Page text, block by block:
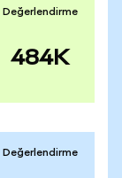
Değerlendirme
484K
Değerlendirme